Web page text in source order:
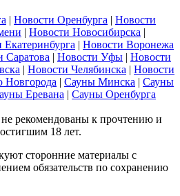
| Новости Оренбурга | Новости
| Новости Новосибирска |
Екатеринбурга | Новости Воронежа
Саратова | Новости Уфы | Новости
| Новости Челябинска | Новости
Новгорода | Сауны Минска | Сауны
Еревана | Сауны Оренбурга
рекомендованы к прочтению и
18 лет.
сторонние материалы с
обязательств по сохранению